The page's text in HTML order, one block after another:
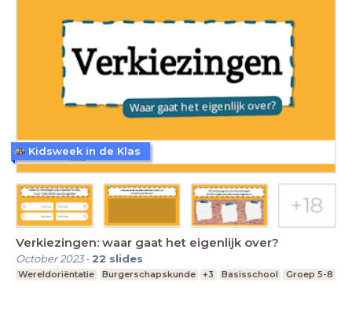
Verkiezingen: waar gaat het eigenlijk over?
October 2023- 22 slides
Wereldoriëntatie Burgerschapskunde +3 Basisschool Groep 5-8
Kidsweek in de Klas